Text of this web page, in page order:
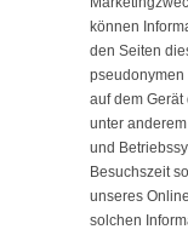
können
den Seiten
pseudonymen
auf dem
unter
und
Besuchszeit
unseres
solchen